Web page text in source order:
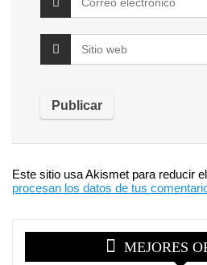
Este sitio usa Akismet para reducir
procesan los datos de tus
MEJORES